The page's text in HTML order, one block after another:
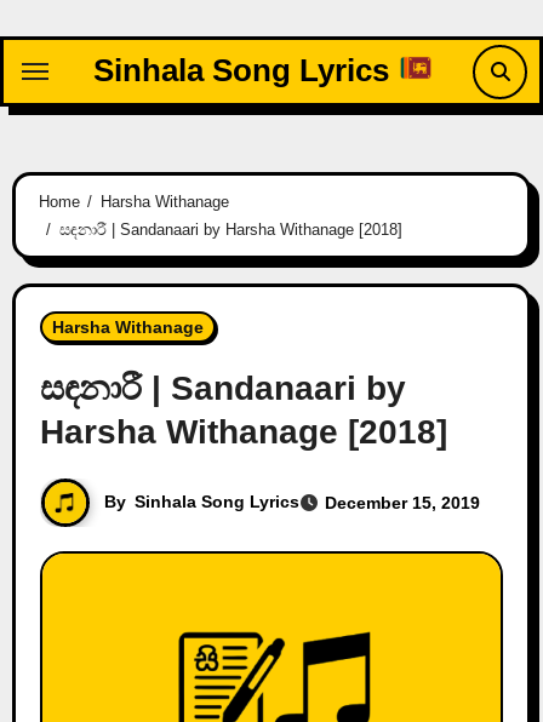
content
Sinhala Song Lyrics
Home
Harsha Withanage
සඳනාරී | Sandanaari by Harsha Withanage [2018]
Harsha Withanage
සඳනාරී | Sandanaari by
Harsha Withanage [2018]
By Sinhala Song Lyrics December 15, 2019